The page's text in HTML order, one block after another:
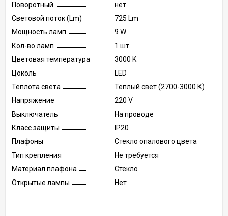
Поворотный
нет
Световой поток (Lm)
725 Lm
Мощность ламп
9 W
Кол-во ламп
1 шт
Цветовая температура
3000 K
Цоколь
LED
Теплота света
Теплый свет (2700-3000 К)
Напряжение
220 V
Выключатель
На проводе
Класс защиты
IP20
Плафоны
Стекло опалового цвета
Тип крепления
Не требуется
Материал плафона
Стекло
Открытые лампы
Нет